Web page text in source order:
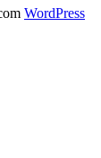
WordPress